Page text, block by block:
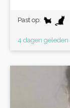
Past op:
4 dagen geleden